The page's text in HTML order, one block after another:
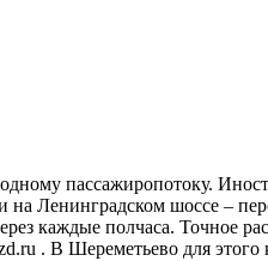
пассажиропотоку.
Ленинградском шоссе –
каждые полчаса. Точное
. В Шереметьево для этого